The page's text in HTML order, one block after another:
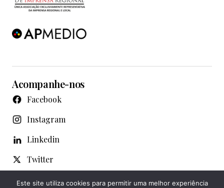
Acompanhe-nos
Facebook
Instagram
Linkedin
Twitter
WhatsApp
Este site utiliza cookies para permitir uma melhor experiência